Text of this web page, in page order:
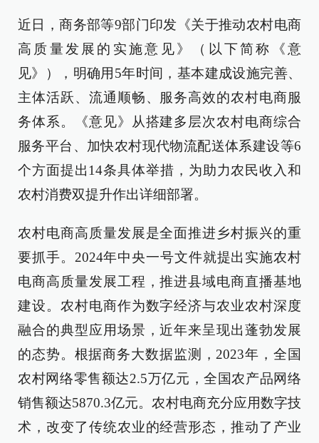
近日，商务部等9部门印发《关于推动农村电商
高质量发展的实施意见》（以下简称《意
见》），明确用5年时间，基本建成设施完善、
主体活跃、流通顺畅、服务高效的农村电商服
务体系。《意见》从搭建多层次农村电商综合
服务平台、加快农村现代物流配送体系建设等6
个方面提出14条具体举措，为助力农民收入和
农村消费双提升作出详细部署。
农村电商高质量发展是全面推进乡村振兴的重
要抓手。2024年中央一号文件就提出实施农村
电商高质量发展工程，推进县域电商直播基地
建设。农村电商作为数字经济与农业农村深度
融合的典型应用场景，近年来呈现出蓬勃发展
的态势。根据商务大数据监测，2023年，全国
农村网络零售额达2.5万亿元，全国农产品网络
销售额达5870.3亿元。农村电商充分应用数字技
术，改变了传统农业的经营形态，推动了产业